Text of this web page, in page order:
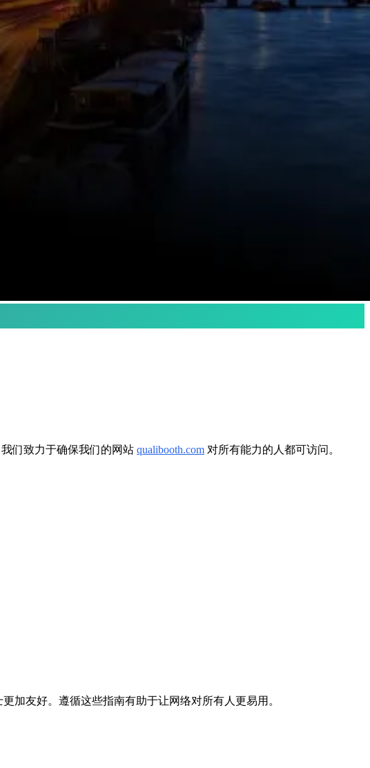
们致力于确保我们的网站 qualibooth.com 对所有能力的人都可访问。
加友好。遵循这些指南有助于让网络对所有人更易用。